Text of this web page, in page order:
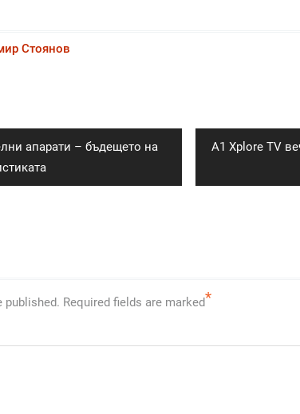
Стоянов
апарати – бъдещето на
Next
A1 Xplore TV
published. Required fields are marked*